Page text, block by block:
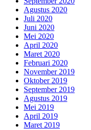
Agustus 2020
Juli 2020
Juni 2020
Mei 2020
April 2020
Maret 2020
Februari 2020
November 2019
Oktober 2019
September 2019
Agustus 2019
Mei 2019
April 2019
Maret 2019